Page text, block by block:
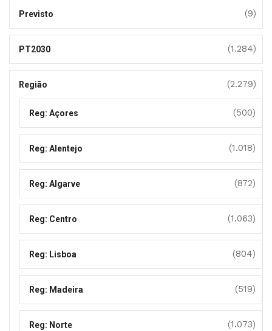
Previsto (9)
PT2030 (1.284)
Região (2.279)
Reg: Açores (500)
Reg: Alentejo (1.018)
Reg: Algarve (872)
Reg: Centro (1.063)
Reg: Lisboa (804)
Reg: Madeira (519)
Reg: Norte (1.073)